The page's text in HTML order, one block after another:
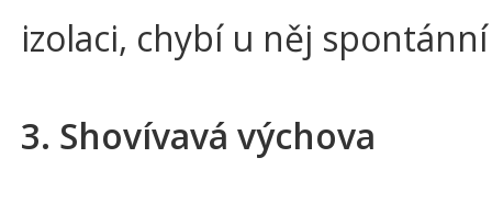
izolaci, chybí u něj
3. Shovívavá výchova